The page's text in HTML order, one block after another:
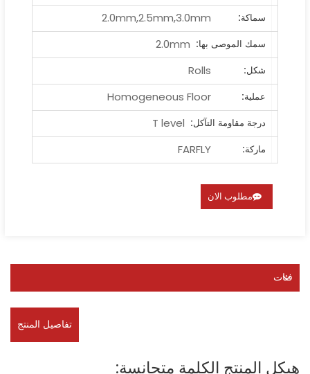
سماكة:
2.0mm,2.5mm,3.0mm
سمك الموصى بها: 2.0mm
شكل:
Rolls
عملية:
Homogeneous Floor
درجة مقاومة التآكل: T level
ماركة:
FARFLY
مطلوب الان
فئات
تفاصيل المنتج
هيكل المنتج الكلمة متجانسة: